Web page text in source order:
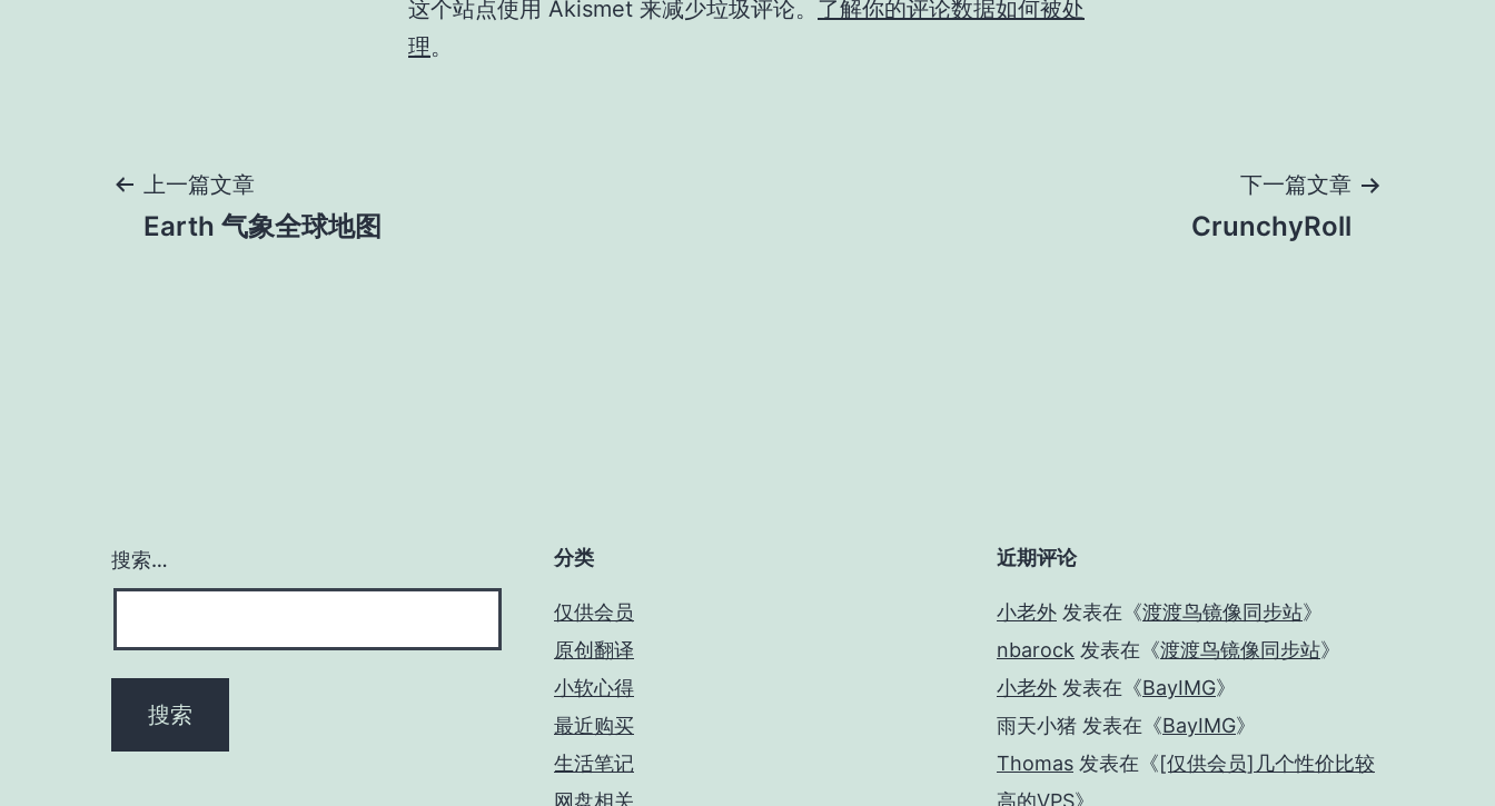
这个站点使用 Akismet 来减少垃圾评论。 了解你的评论数据如何被处
理。
文上一篇文章
Earth 气象全球地图
下一篇文章
CrunchyRoll
搜索… 分类
仅供会员
原创翻译
小软心得
最近购买
生活笔记
网盘相关
近期评论
小老外 发表在《渡渡鸟镜像同步站》
nbarock 发表在《渡渡鸟镜像同步站》
小老外 发表在《BayIMG》
雨天小猪 发表在《BayIMG》
Thomas 发表在《[仅供会员]几个性价比较
高的VPS》